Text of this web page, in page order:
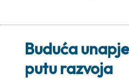
Buduća
putu razvoja